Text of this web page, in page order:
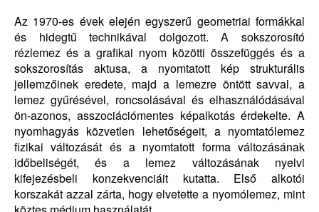
Az 1970-es évek elején egyszerű geometriai formákkal
és hidegtű technikával dolgozott. A sokszorosító
rézlemez és a grafikai nyom közötti összefüggés és a
sokszorosítás aktusa, a nyomtatott kép strukturális
jellemzőinek eredete, majd a lemezre öntött savval, a
lemez gyűrésével, roncsolásával és elhasználódásával
ön-azonos, asszociációmentes képalkotás érdekelte. A
nyomhagyás közvetlen lehetőségeit, a nyomtatólemez
fizikai változását és a nyomtatott forma változásának
időbeliségét, és a lemez változásának nyelvi
kifejezésbeli konzekvenciáit kutatta. Első alkotói
korszakát azzal zárta, hogy elvetette a nyomólemez, mint